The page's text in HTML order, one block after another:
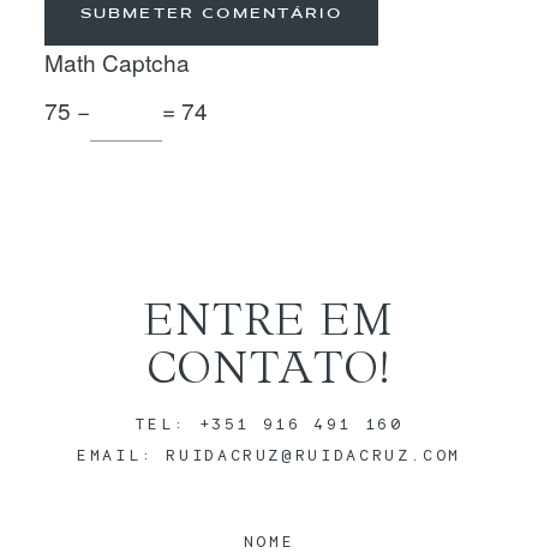
SUBMETER COMENTÁRIO
Math Captcha
75 −
= 74
ENTRE EM
CONTATO!
TEL: +351 916 491 160
EMAIL: RUIDACRUZ@RUIDACRUZ.COM